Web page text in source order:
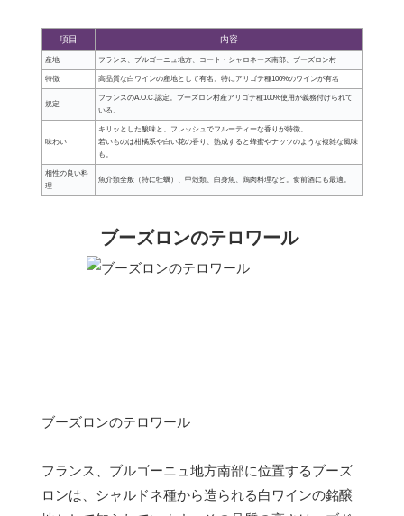
項目 内容
産地 フランス、ブルゴーニュ地方、コート・シャロネーズ南部、ブーズロン村
特徴 高品質な白ワインの産地として有名。特にアリゴテ種100%のワインが有名
規定
フランスのA.O.C.認定。ブーズロン村産アリゴテ種100%使用が義務付けられて
いる。
味わい
キリッとした酸味と、フレッシュでフルーティーな香りが特徴。
若いものは柑橘系や白い花の香り、熟成すると蜂蜜やナッツのような複雑な風味
も。
相性の良い料
理
魚介類全般（特に牡蠣）、甲殻類、白身魚、鶏肉料理など。食前酒にも最適。
ブーズロンのテロワール
ブーズロンのテロワール
フランス、ブルゴーニュ地方南部に位置するブーズ
ロンは、シャルドネ種から造られる白ワインの銘醸